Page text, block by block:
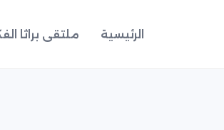
الرئيسية ملتقى براثا